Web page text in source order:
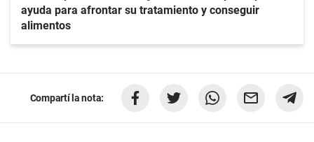
ayuda para afrontar su tratamiento y conseguir
alimentos
Compartí la nota: